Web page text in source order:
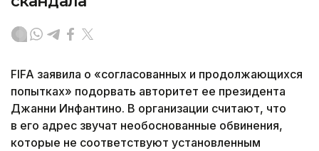
FIFA заявила о «согласованных и продолжающихся
попытках» подорвать авторитет ее президента
Джанни Инфантино. В организации считают, что
в его адрес звучат необоснованные обвинения,
которые не соответствуют установленным